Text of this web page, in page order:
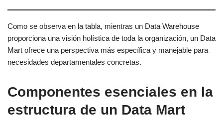
Como se observa en la tabla, mientras un Data Warehouse
proporciona una visión holística de toda la organización, un Data
Mart ofrece una perspectiva más específica y manejable para
necesidades departamentales concretas.
Componentes esenciales en la
estructura de un Data Mart